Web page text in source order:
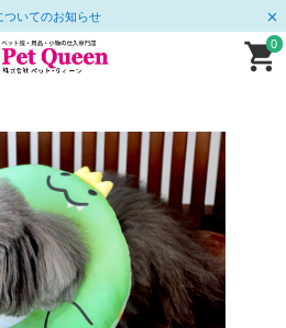
ついてのお知らせ
0